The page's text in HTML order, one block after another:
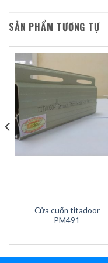
SẢN PHẨM TƯƠNG TỰ
Cửa cuốn titadoor
PM491